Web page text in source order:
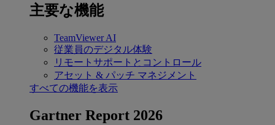
主要な機能
TeamViewer AI
従業員のデジタル体験
リモートサポートとコントロール
アセット & パッチ マネジメント
すべての機能を表示
Gartner Report 2026